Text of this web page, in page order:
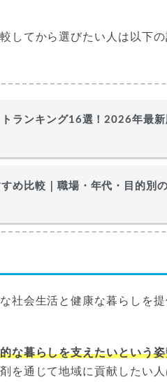
してから選びたい人は以下
ランキング16選！2026年最
め比較｜職場・年代・目的別
社会生活と健康な暮らしを
な暮らしを支えたいという
を通じて地域に貢献したい